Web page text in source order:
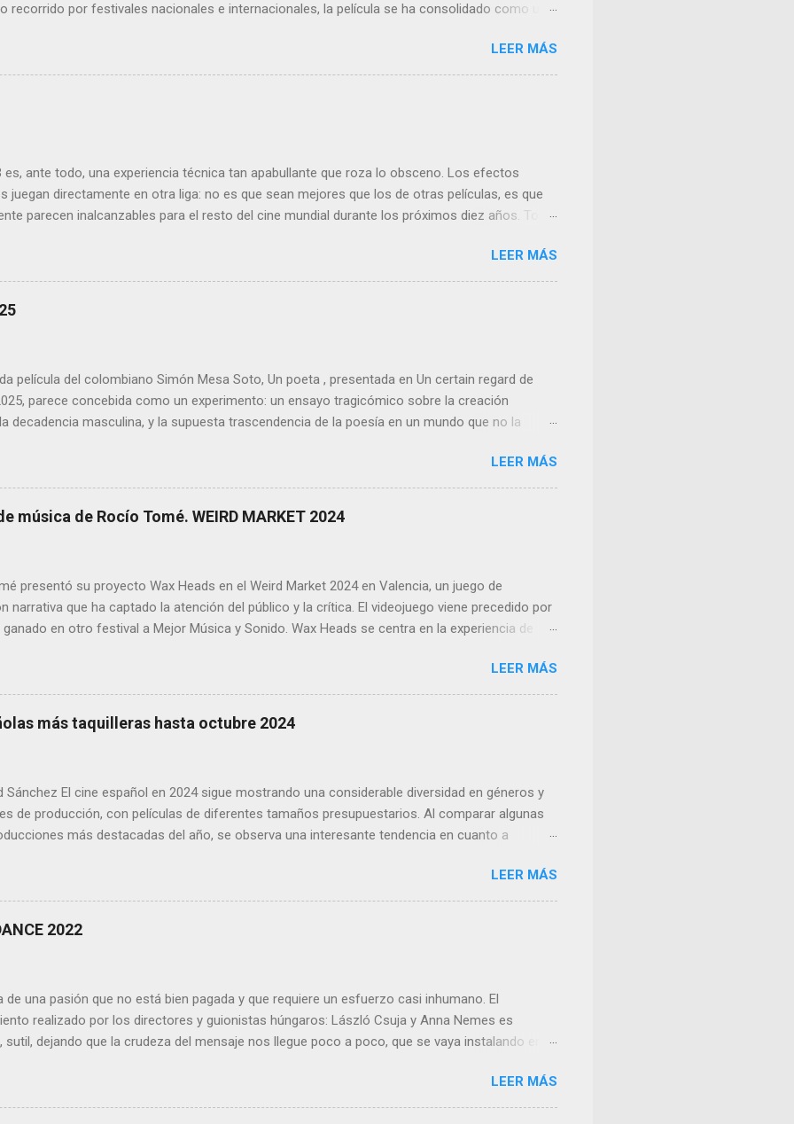
recorrido por festivales nacionales e internacionales, la película se ha consolidado como una
LEER MÁS
es, ante todo, una experiencia técnica tan apabullante que roza lo obsceno. Los efectos
juegan directamente en otra liga: no es que sean mejores que los de otras películas, es que
parecen inalcanzables para el resto del cine mundial durante los próximos diez años. Todo
LEER MÁS
película del colombiano Simón Mesa Soto, Un poeta , presentada en Un certain regard de
parece concebida como un experimento: un ensayo tragicómico sobre la creación
decadencia masculina, y la supuesta trascendencia de la poesía en un mundo que no la
y estético— termina convirtiéndose en una acumulación de decisiones formales y narrativas
más autoindulgentes que efectivas. Rodada en 16mm, con un formato 4:3 que busca
estética de otra época —quizá en correspondencia con la anacronía de su protagonista y su
de ...
LEER MÁS
música de Rocío Tomé. WEIRD MARKET 2024
presentó su proyecto Wax Heads en el Weird Market 2024 en Valencia, un juego de
narrativa que ha captado la atención del público y la crítica. El videojuego viene precedido por
en otro festival a Mejor Música y Sonido. Wax Heads se centra en la experiencia de
por la música y cargada de historias personales. Según Rocío, el juego invita a explorar no
sino las relaciones humanas y el vínculo que la música crea entre las personas.
LEER MÁS
más taquilleras hasta octubre 2024
Sánchez El cine español en 2024 sigue mostrando una considerable diversidad en géneros y
de producción, con películas de diferentes tamaños presupuestarios. Al comparar algunas
más destacadas del año, se observa una interesante tendencia en cuanto a
de los presupuestos de algunos film, aunque estos últimos en ocasiones no son del todo
hay que tener en cuenta las dos vertientes de los números, los que apuestan por ver el
un negocio donde ganar dinero con un film gracias a los espectadores es lo deseable, y otra
donde la "excepción cultural" a la francesa es lo lógico, es decir, el cine para transmitir
LEER MÁS
2022
de una pasión que no está bien pagada y que requiere un esfuerzo casi inhumano. El
realizado por los directores y guionistas húngaros: László Csuja y Anna Nemes es
sutil, dejando que la crudeza del mensaje nos llegue poco a poco, que se vaya instalando en
maravillosamente por la culturista Eszter Csonka , deja con la boca abierta a las
de arte dramático al aparentar-superar a muchas verdaderas profesionales de la actuación.
LEER MÁS